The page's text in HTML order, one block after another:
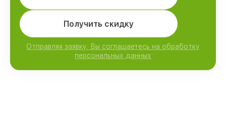
Получить скидку
Отправляя заявку, Вы соглашаетесь на обработку
персональных данных